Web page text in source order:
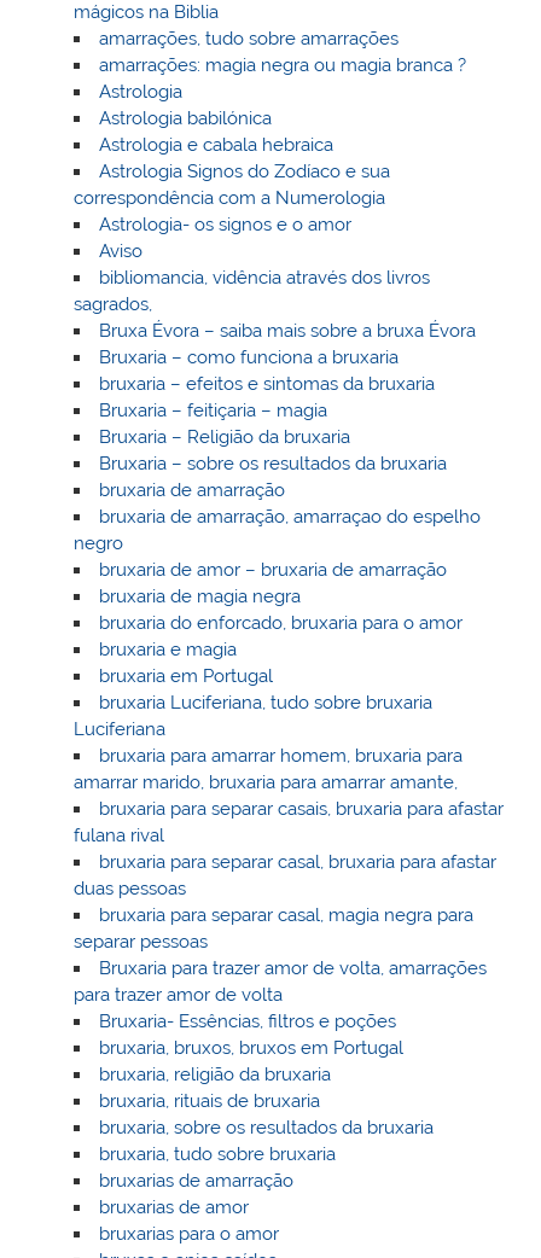
mágicos na Biblia
amarrações, tudo sobre amarrações
amarrações: magia negra ou magia branca ?
Astrologia
Astrologia babilónica
Astrologia e cabala hebraica
Astrologia Signos do Zodíaco e sua
correspondência com a Numerologia
Astrologia- os signos e o amor
Aviso
bibliomancia, vidência através dos livros
sagrados,
Bruxa Évora – saiba mais sobre a bruxa Évora
Bruxaria – como funciona a bruxaria
bruxaria – efeitos e sintomas da bruxaria
Bruxaria – feitiçaria – magia
Bruxaria – Religião da bruxaria
Bruxaria – sobre os resultados da bruxaria
bruxaria de amarração
bruxaria de amarração, amarraçao do espelho
negro
bruxaria de amor – bruxaria de amarração
bruxaria de magia negra
bruxaria do enforcado, bruxaria para o amor
bruxaria e magia
bruxaria em Portugal
bruxaria Luciferiana, tudo sobre bruxaria
Luciferiana
bruxaria para amarrar homem, bruxaria para
amarrar marido, bruxaria para amarrar amante,
bruxaria para separar casais, bruxaria para afastar
fulana rival
bruxaria para separar casal, bruxaria para afastar
duas pessoas
bruxaria para separar casal, magia negra para
separar pessoas
Bruxaria para trazer amor de volta, amarrações
para trazer amor de volta
Bruxaria- Essências, filtros e poções
bruxaria, bruxos, bruxos em Portugal
bruxaria, religião da bruxaria
bruxaria, rituais de bruxaria
bruxaria, sobre os resultados da bruxaria
bruxaria, tudo sobre bruxaria
bruxarias de amarração
bruxarias de amor
bruxarias para o amor